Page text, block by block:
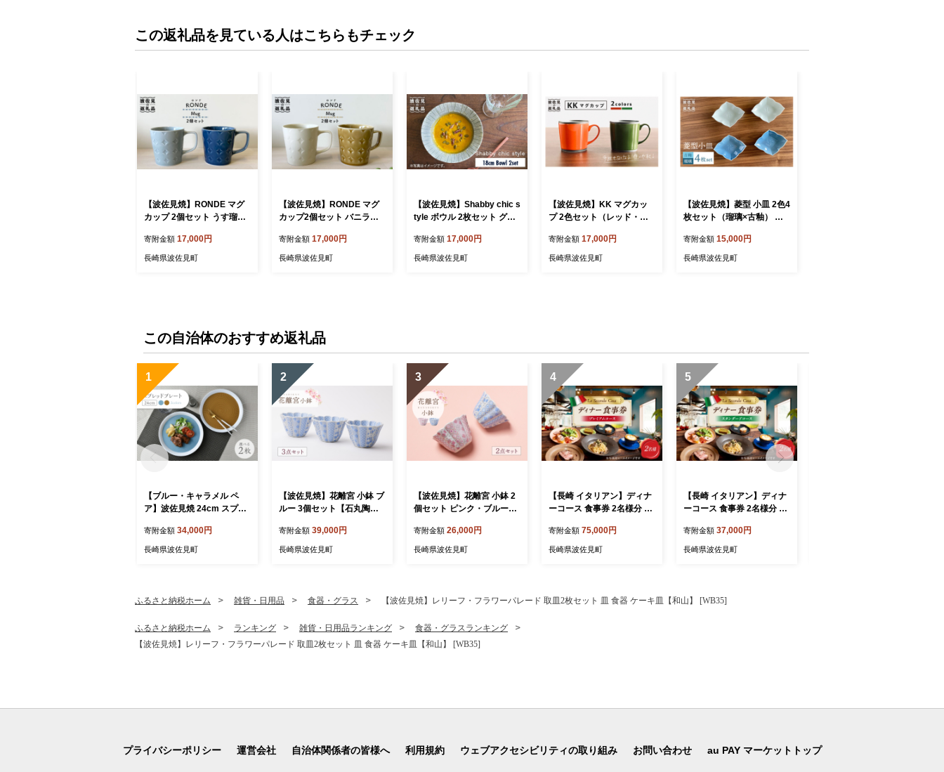
この返礼品を見ている人はこちらもチェック
【波佐見焼】RONDE マグ
カップ 2個セット うす瑠
【和山】 [WB81]
寄附金額 17,000円
長崎県波佐見町
【波佐見焼】RONDE マグ
カップ2個セット バニラ・
【和山】 [WB82]
寄附金額 17,000円
長崎県波佐見町
【波佐見焼】Shabby chic s
tyle ボウル 2枚セット グレ
食器 皿 【和山】 [WB76]
寄附金額 17,000円
長崎県波佐見町
【波佐見焼】KK マグカッ
プ 2色セット（レッド・グ
カップ 食器 皿 【和山】 [W
B98]
寄附金額 17,000円
長崎県波佐見町
【波佐見焼】菱型 小皿 2色4
枚セット（瑠璃×古釉） 食
寄附金額 15,000円
長崎県波佐見町
この自治体のおすすめ返礼品
1
【ブルー・キャラメル ペ
ア】波佐見焼 24cm スプレ
B55]
寄附金額 34,000円
長崎県波佐見町
2
【波佐見焼】花離宮 小鉢 ブ
ルー 3個セット【石丸陶
寄附金額 39,000円
長崎県波佐見町
3
【波佐見焼】花離宮 小鉢 2
個セット ピンク・ブルー
寄附金額 26,000円
長崎県波佐見町
4
【長崎 イタリアン】ディナ
ーコース 食事券 2名様分 プ
da Casa】 [IG16]
寄附金額 75,000円
長崎県波佐見町
5
【長崎 イタリアン】ディナ
ーコース 食事券 2名様分 ス
onda Casa】 [IG15]
寄附金額 37,000円
長崎県波佐見町
ふるさと納税ホーム 雑貨・日用品 食器・グラス 【波佐見焼】レリーフ・フラワーパレード 取皿2枚セット 皿 食器 ケーキ皿【和山】 [WB35]
ふるさと納税ホーム ランキング 雑貨・日用品ランキング
食器・グラスランキング
【波佐見焼】レリーフ・フラワーパレード 取皿2枚セット 皿 食器 ケーキ皿【和山】 [WB35]
プライバシーポリシー 運営会社 自治体関係者の皆様へ 利用規約 ウェブアクセシビリティの取り組み お問い合わせ au PAY マーケットトップ